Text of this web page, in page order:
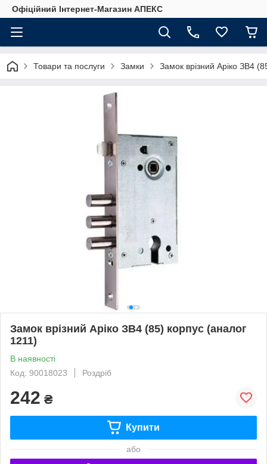
Офіційний Інтернет-Магазин АПЕКС
Товари та послуги Замки Замок врізний Арiко ЗВ4
Замок врізний Арiко ЗВ4 (85) корпус (аналог
1211)
В наявності
Код: 90018023
Роздріб
242 ₴
Купити
або